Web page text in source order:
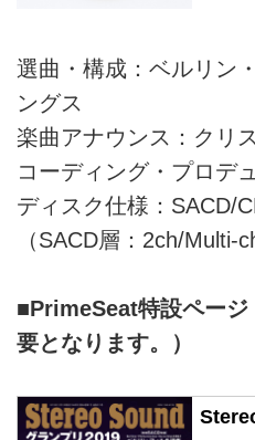
選曲・構成：ベルリン
ングス
楽曲アナウンス：クリ
コーディング・プロデ
ディスク仕様：SACD/
（SACD層：2ch/Multi-
■PrimeSeat特設ペー
要となります。）